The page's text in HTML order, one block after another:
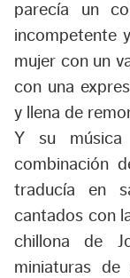
parecía un
incompetente
mujer con un
con una
y llena de
Y su música
combinación
traducía en
cantados con
chillona de
miniaturas